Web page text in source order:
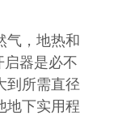
气，地热和
启器是必不
到所需直径
地下实用程